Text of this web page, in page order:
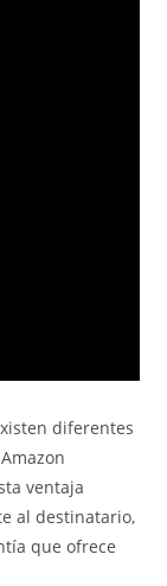
diferentes
ventaja
al destinatario,
que ofrece